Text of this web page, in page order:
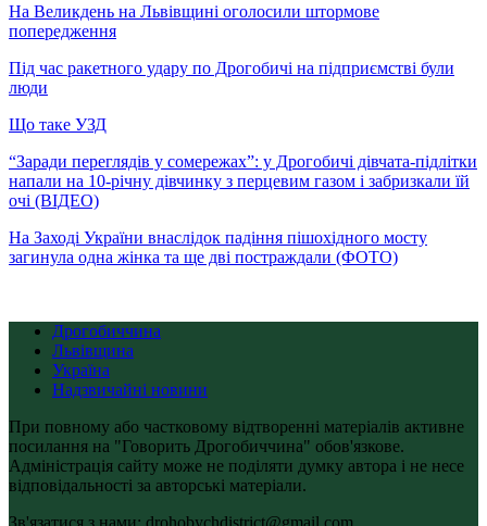
На Великдень на Львівщині оголосили штормове
попередження
Під час ракетного удару по Дрогобичі на підприємстві були
люди
Що таке УЗД
“Заради переглядів у сомережах”: у Дрогобичі дівчата-підлітки
напали на 10-річну дівчинку з перцевим газом і забризкали їй
очі (ВІДЕО)
На Заході України внаслідок падіння пішохідного мосту
загинула одна жінка та ще дві постраждали (ФОТО)
Дрогобиччина
Львівщина
Україна
Надзвичайні новини
При повному або частковому відтворенні матеріалів активне
посилання на "Говорить Дрогобиччина" обов'язкове.
Адміністрація сайту може не поділяти думку автора і не несе
відповідальності за авторські матеріали.
Зв'язатися з нами: drohobychdistrict@gmail.com